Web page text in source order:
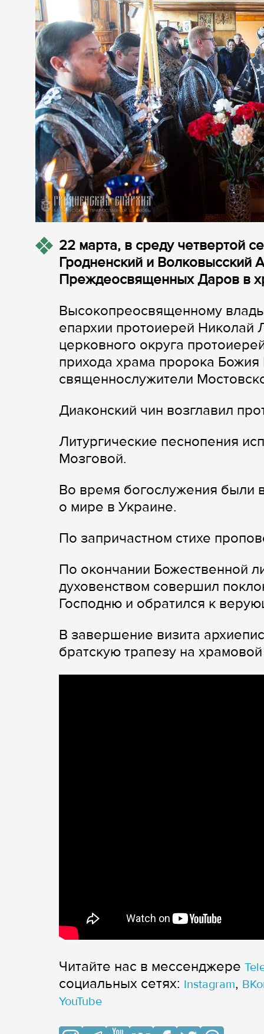
22 марта, в среду четвертой
Гродненский и Волковысский
Преждеосвященных Даров в
Высокопреосвященному
епархии протоиерей Николай
церковного округа
прихода храма пророка
священнослужители
Диаконский чин возглавил
Литургические песнопения
Мозговой.
Во время богослужения были
о мире в Украине.
По запричастном стихе
По окончании Божественной
духовенством совершил
Господню и обратился к
В завершение визита
братскую трапезу на
Читайте нас в мессенджере
cоциальных сетях: Instagram,
YouTube